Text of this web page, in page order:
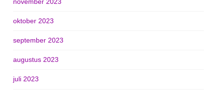
oktober 2023
september 2023
augustus 2023
juli 2023